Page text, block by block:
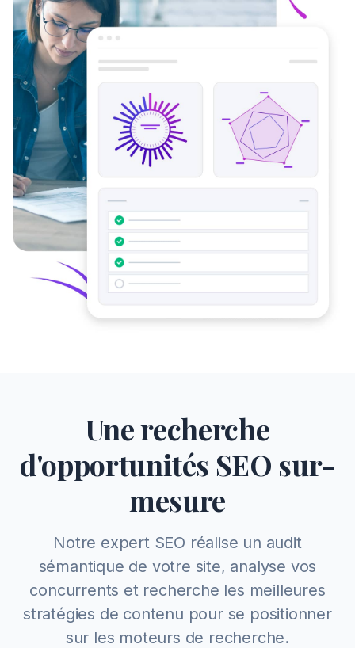
Une recherche
d'opportunités SEO sur-
mesure
Notre expert SEO réalise un audit
sémantique de votre site, analyse vos
concurrents et recherche les meilleures
stratégies de contenu pour se positionner
sur les moteurs de recherche.